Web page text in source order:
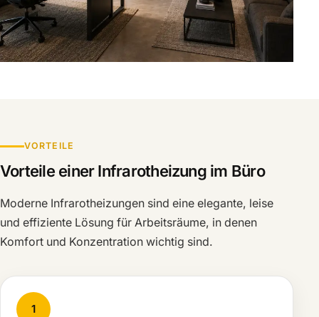
VORTEILE
Vorteile einer Infrarotheizung im Büro
Moderne Infrarotheizungen sind eine elegante, leise
und effiziente Lösung für Arbeitsräume, in denen
Komfort und Konzentration wichtig sind.
1